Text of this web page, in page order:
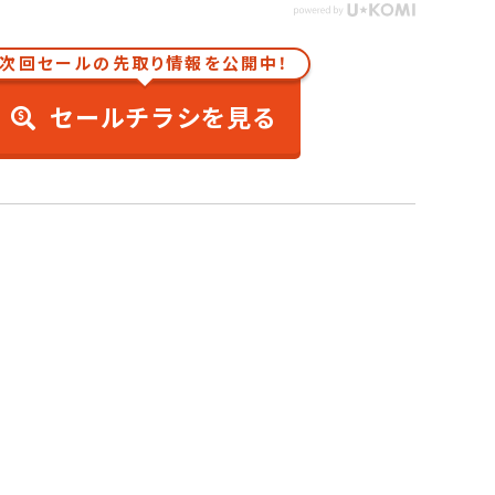
次回セールの先取り情報を公開中！
セールチラシを見る